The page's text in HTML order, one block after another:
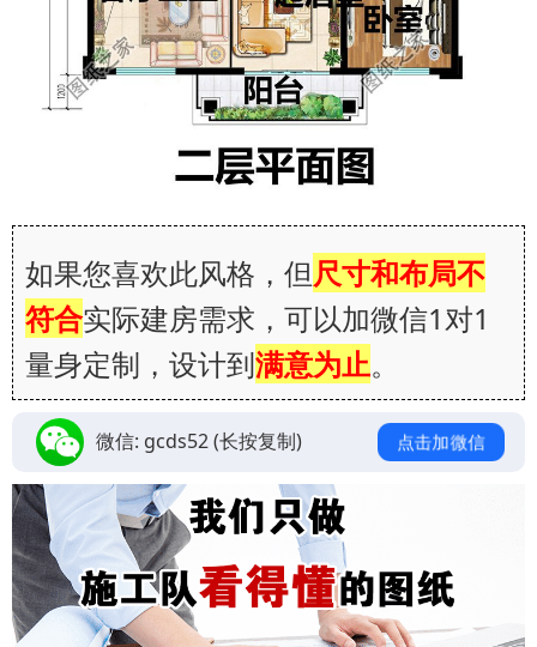
如果您喜欢此风格，但尺寸和布局不
符合实际建房需求，可以加微信1对1
量身定制，设计到满意为止。
微信: gcds52(长按复制) 点击加微信